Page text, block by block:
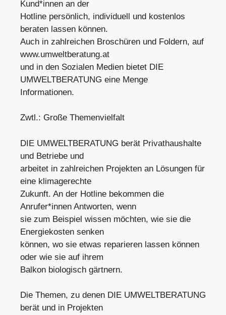
Kund*innen an der
Hotline persönlich, individuell und kostenlos
beraten lassen können.
Auch in zahlreichen Broschüren und Foldern, auf
www.umweltberatung.at
und in den Sozialen Medien bietet DIE
UMWELTBERATUNG eine Menge
Informationen.
Zwtl.: Große Themenvielfalt
DIE UMWELTBERATUNG berät Privathaushalte
und Betriebe und
arbeitet in zahlreichen Projekten an Lösungen für
eine klimagerechte
Zukunft. An der Hotline bekommen die
Anrufer*innen Antworten, wenn
sie zum Beispiel wissen möchten, wie sie die
Energiekosten senken
können, wo sie etwas reparieren lassen können
oder wie sie auf ihrem
Balkon biologisch gärtnern.
Die Themen, zu denen DIE UMWELTBERATUNG
berät und in Projekten